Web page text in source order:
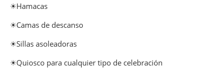
☀Hamacas
☀Camas de descanso
☀Sillas asoleadoras
☀Quiosco para cualquier tipo de celebración